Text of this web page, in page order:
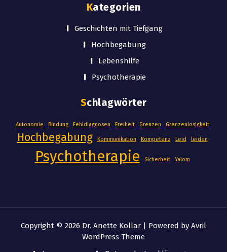
Kategorien
Geschichten mit Tiefgang
Hochbegabung
Lebenshilfe
Psychotherapie
Schlagwörter
Autonomie Bindung Fehldiagnosen Freiheit Grenzen Grenzenlosigkeit
Hochbegabung Kommunikation Kompetenz Leid leiden
Psychotherapie Sicherheit Yalom
Copyright © 2026 Dr. Anette Kollar | Powered by Avril
WordPress Theme